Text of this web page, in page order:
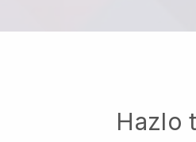
Hazlo